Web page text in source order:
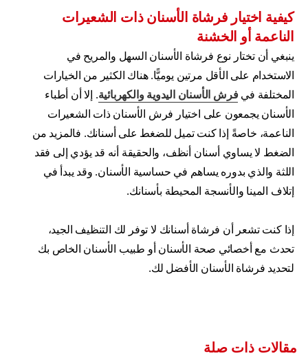
كيفية اختيار فرشاة الأسنان ذات الشعيرات
الناعمة أو الخشنة
ينبغي أن تختار نوع فرشاة الأسنان السهل والمريح في
الاستخدام على الأقل مرتين يوميًّا. هناك الكثير من الخيارات
المختلفة فيفرش الأسنان اليدوية والكهربائية. إلا أن أطباء
الأسنان يجمعون على اختيار فرش الأسنان ذات الشعيرات
الناعمة، خاصةً إذا كنت تميل للضغط على أسنانك. فالمزيد من
الضغط لا يساوي أسنان أنظف، والحقيقة أنه قد يؤدي إلى فقد
اللثة والذي بدوره يساهم في حساسية الأسنان. وقد يبدأ في
إتلاف المينا والأنسجة المحيطة بأسنانك.
إذا كنت تشعر أن فرشاة أسنانك لا توفر لك التنظيف الجيد،
تحدث مع أخصائي صحة الأسنان أو طبيب الأسنان الخاص بك
لتحديد فرشاة الأسنان الأفضل لك.
مقالات ذات صلة